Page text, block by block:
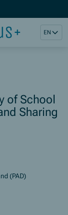
EN
of School
Sharing
(PAD)